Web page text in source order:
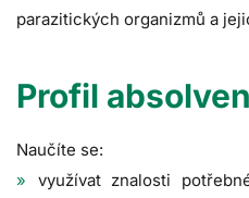
parazitických organizmů a
Profil
Naučíte se:
využívat znalosti